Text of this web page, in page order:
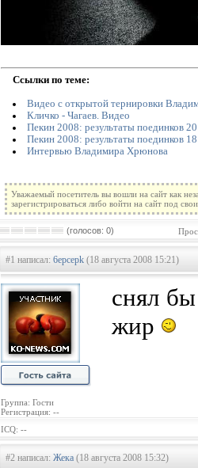
Ссылки по теме:
Видео с открытой тернировки
Кличко - Чагаев. Видео
Пекин 2008: результаты поединков 20
Пекин 2008: результаты поединков 18
Интервью Владимира Хрюнова
Уважаемый посетитель вы вошли на сайт как
зарегистрироваться либо войти на сайт под
(голосов: 0)
#1 написал: 6epcepk (18 августа 2008 15:21)
Группа: Гости
Регистрация: --
снял
жир
ICQ: --
#2 написал: Жека (18 августа 2008 15:32)